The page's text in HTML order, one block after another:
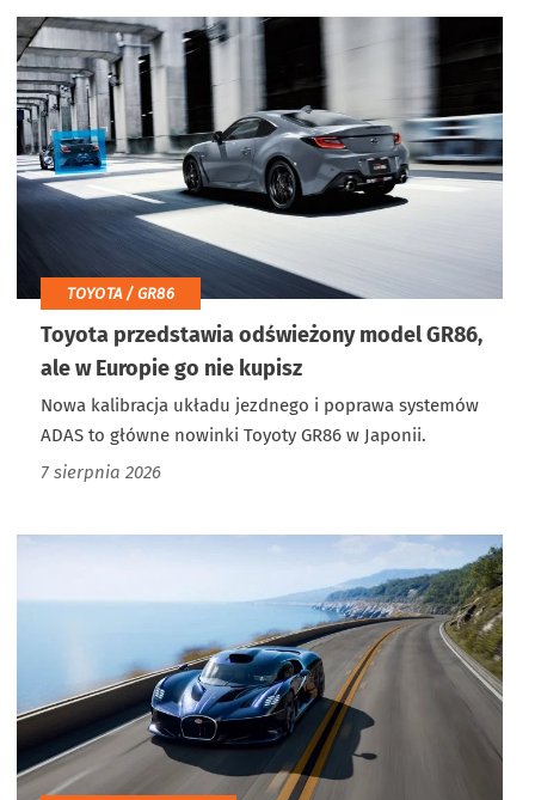
TOYOTA / GR86
Toyota przedstawia odświeżony model GR86,
ale w Europie go nie kupisz
Nowa kalibracja układu jezdnego i poprawa systemów
ADAS to główne nowinki Toyoty GR86 w Japonii.
7 sierpnia 2026